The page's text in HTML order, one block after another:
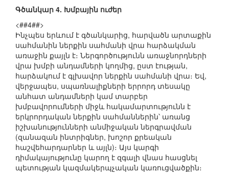
Գծանկար 4. Խմբային ուժեր
<##4##>
Ինչպես երևում է գծանկարից, հարվածն արտաքին
սահմանին ներքին սահմանի վրա հարձակման
առաջին քայլն է։ Ներգործությունն առաջնորդների
վրա խմբի անդամների կողմից, ըստ էության,
հարձակում է գլխավոր ներքին սահմանի վրա։ Եվ,
վերջապես, սպառնալիքների երրորդ տեսակը
անհատ անդամների կամ տարբեր
խմբավորումների միջև հակամարտությունն է
երկրորդական ներքին սահմաններին՝ առանց
իշխանությունների անմիջական ներգրավման
(զանազան ինտրիգներ, խոշոր քրեական
հաշվեհարդարներ և այլն)։ Այս կարգի
դիմակայությունը կարող է զգալի վնաս հասցնել
պետության կազմակերպչական կառուցվածքին։